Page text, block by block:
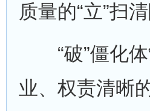
质量的“立”扫清
“破”僵化体
业、权责清晰